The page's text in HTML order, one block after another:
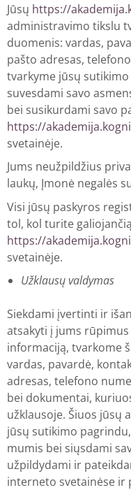
Jūsų https://
administravimo tikslu
duomenis: vardas,
pašto adresas,
tvarkyme jūsų
suvesdami savo
bei susikurdami savo
https://
svetainėje.
Jums neužpildžius
laukų, Įmonė negalės
Visi jūsų paskyros
tol, kol turite
https://
svetainėje.
Užklausų valdymas
Siekdami įvertinti ir
atsakyti į jums
informaciją, tvarkome
vardas, pavardė,
adresas, telefono
bei dokumentai,
užklausoje. Šiuos jūsų
jūsų sutikimo
mumis bei siųsdami
užpildydami ir
interneto svetainėse ir